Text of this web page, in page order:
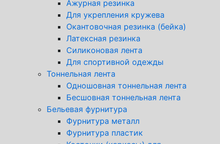
Ажурная резинка
Для укрепления кружева
Окантовочная резинка (бейка)
Латексная резинка
Силиконовая лента
Для спортивной одежды
Тоннельная лента
Одношовная тоннельная лента
Бесшовная тоннельная лента
Бельевая фурнитура
Фурнитура металл
Фурнитура пластик